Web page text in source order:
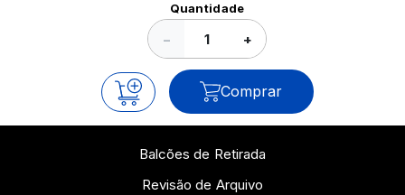
Quantidade
− +
Comprar
Balcões de Retirada
Revisão de Arquivo